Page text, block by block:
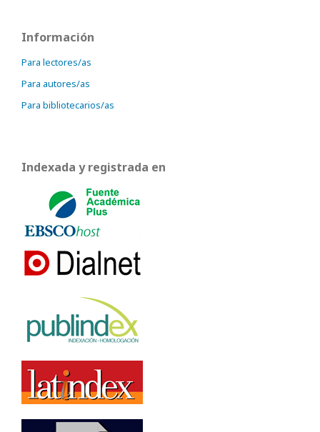
Información
Para lectores/as
Para autores/as
Para bibliotecarios/as
Indexada y registrada en